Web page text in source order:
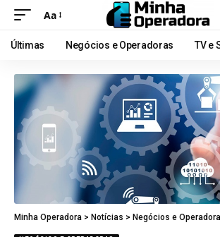
Aa
Últimas Negócios e Operadoras TV e
Minha Operadora > Notícias > Negócios e